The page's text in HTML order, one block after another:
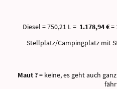
Diesel = 750,21 L = 1.178,94 €=
Stellplatz/Campingplatz mit
Maut ?= keine, es geht auch